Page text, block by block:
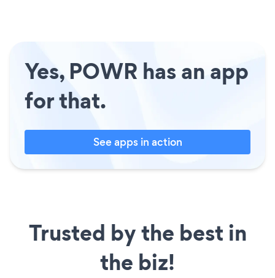
Yes, POWR has an app
for that.
See apps in action
Trusted by the best in
the biz!